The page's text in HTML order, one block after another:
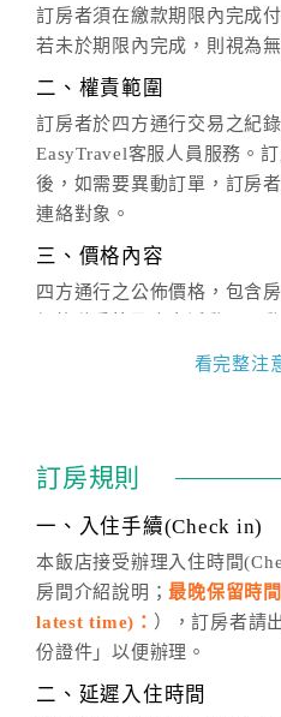
訂房者須在繳款期限內完成
若未於期限內完成，則視為
二、權責範圍
訂房者於四方通行交易之紀
EasyTravel客服人員服務。
後，如需要異動訂單，訂房
連絡對象。
三、價格內容
四方通行之公佈價格，包含
價」之當日價格為標準。
話方式異動訂單。
※非客服時間之申辦異動，皆
五、客服時間
週一至週日，上午9:00～晚
六、聯絡方式
(07)9682715 。
看完整注
訂房規則
一、入住手續(Check in)
本飯店接受辦理入住時間
房間介紹說明；最晚保留時
latest time)： ），訂房者請
份證件」以便辦理。
二、延遲入住時間